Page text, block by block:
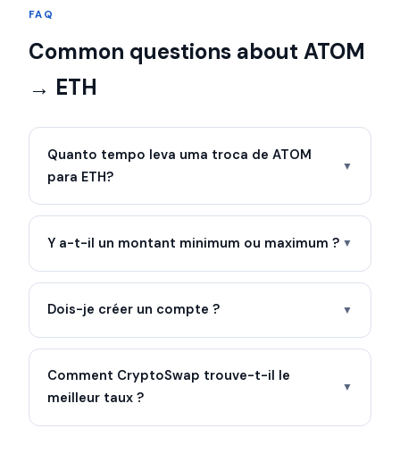
FAQ
Common questions about ATOM
→ ETH
Quanto tempo leva uma troca de ATOM
para ETH?
▼
Y a-t-il un montant minimum ou maximum ? ▼
Dois-je créer un compte ? ▼
Comment CryptoSwap trouve-t-il le
meilleur taux ?
▼